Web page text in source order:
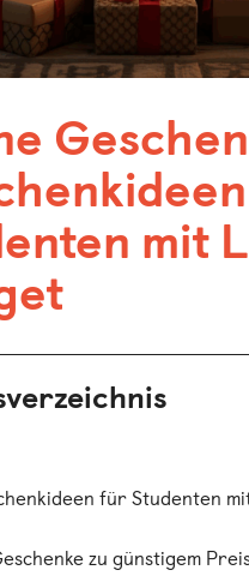
mit
für Studenten
zu günstigem